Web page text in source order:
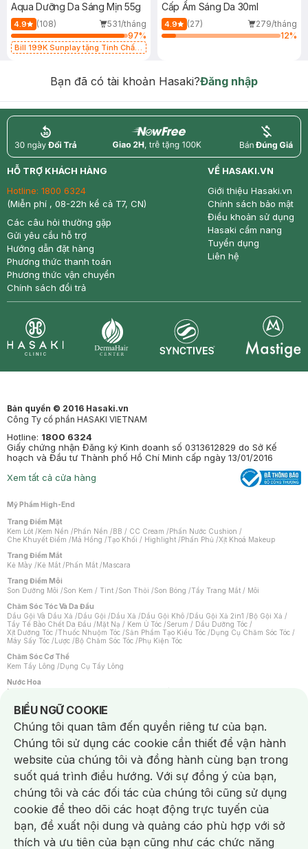
Aqua Dưỡng Da Sáng Mịn 55g
4.9 (108)
531/tháng
97%
Bill 199K Sunplay tặng Tinh Chất
Cấp Ẩm Sáng Da 30ml
4.9 (27)
279/tháng
12%
Bạn đã có tài khoản Hasaki?Đăng nhập
return nowfree price
HỖ TRỢ KHÁCH HÀNG
Hotline: 1800 6324
(Miễn phí , 08-22h kể cả T7, CN)
Các câu hỏi thường gặp
Gửi yêu cầu hỗ trợ
Hướng dẫn đặt hàng
Phương thức thanh toán
Phương thức vận chuyển
Chính sách đổi trả
VỀ HASAKI.VN
Giới thiệu Hasaki.vn
Chính sách bảo mật
Điều khoản sử dụng
Hasaki cẩm nang
Tuyển dụng
Liên hệ
Bản quyền © 2016 Hasaki.vn
Công Ty cổ phần HASAKI VIETNAM
Hotline: 1800 6324
Giấy chứng nhận Đăng ký Kinh doanh số 0313612829 do Sở Kế
hoạch và Đầu tư Thành phố Hồ Chí Minh cấp ngày 13/01/2016
Xem tất cả cửa hàng
Mỹ Phẩm High-End
Trang Điểm Mặt
Kem Lót /Kem Nền /Phấn Nền /BB / CC Cream /Phấn Nước Cushion /
Che Khuyết Điểm /Má Hồng /Tạo Khối / Highlight /Phấn Phủ /Xịt Khoá Makeup
Trang Điểm Mắt
Kẻ Mày /Kẻ Mắt /Phấn Mắt /Mascara
Trang Điểm Môi
Son Dưỡng Môi /Son Kem / Tint /Son Thỏi /Son Bóng /Tẩy Trang Mắt / Môi
Chăm Sóc Tóc Và Da Đầu
Dầu Gội Và Dầu Xả /Dầu Gội /Dầu Xả /Dầu Gội Khô /Dầu Gội Xả 2in1 /Bộ Gội Xả /
Tẩy Tế Bào Chết Da Đầu /Mặt Nạ / Kem Ủ Tóc /Serum / Dầu Dưỡng Tóc /
Xịt Dưỡng Tóc /Thuốc Nhuộm Tóc /Sản Phẩm Tạo Kiểu Tóc /Dụng Cụ Chăm Sóc Tóc /
Máy Sấy Tóc /Lược /Bộ Chăm Sóc Tóc /Phụ Kiện Tóc
Chăm Sóc Cơ Thể
Kem Tẩy Lông /Dụng Cụ Tẩy Lông
Nước Hoa
Nước Hoa Nữ
Chăm Sóc Cá Nhân
Chống Muỗi /Khẩu Trang /Máy Massage/Mặt Nạ Xông Hơi /Nước Rửa Tay/
Sản Phẩm Chăm Sóc Khác /Bàn Chải Đánh Răng /Bàn Chải Điện/
Hỗ Trợ Trắng Răng/Kem Đánh Răng /Máy Tăm Nước/ Nước Súc Miệng/
Tăm / Chỉ Nha Khoa/ Xịt Thơm Miệng / Dung Dịch Vệ Sinh/Dưỡng Vùng Kín/
Khăn Ướt Vệ Sinh Vùng Kín/Băng Vệ Sinh/Tampon/Bọt Cạo Râu /Dao Cạo Râu/
Máy Cạo Râu
Vấn Đề Về Da
Da Dầu / Lỗ Chân Lông To/ Da Khô / Mất Nước/ Da Lão Hóa/ Da Mụn/
Da Nhạy Cảm / Kích Ứng
Da Xỉn Màu Thâm / Nám / Tàn Nhang
Quầng Thâm & Bọng Mắt /Sẹo /Viêm Da Cơ Địa
Dụng Cụ / Phụ Kiện Chăm Sóc Da
Bông Tẩy Trang
Khăn Lau Mặt Khô Dụng Cụ / Máy Rửa Mặt Máy Chăm Sóc Da
Dụng Cụ Chăm Sóc Khác
BIỂU NGỮ COOKIE
Notice about cookies usage
Chúng tôi quan tâm đến quyền riêng tư của bạn.
Chúng tôi sử dụng các cookie cần thiết để vận hành
website của chúng tôi và đồng hành cùng bạn trong
suốt quá trình điều hướng. Với sự đồng ý của bạn,
chúng tôi và các đối tác của chúng tôi cũng sử dụng
cookie để theo dõi các hoạt động trực tuyến của
bạn, đề xuất nội dung và quảng cáo phù hợp với sở
thích và ưu tiên của bạn cũng như các chức năng